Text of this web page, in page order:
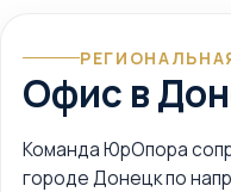
Офис в
Команда ЮрОпора
городе Донецк по